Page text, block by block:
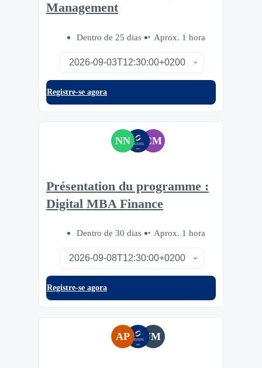
Management
Dentro de 25 dias Aprox. 1 hora
Registre-se agora
NN CM
Présentation du programme :
Digital MBA Finance
Dentro de 30 dias Aprox. 1 hora
Registre-se agora
AP JM